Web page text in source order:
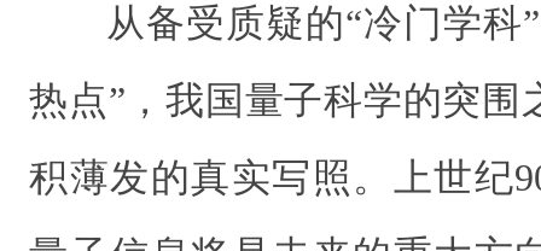
从备受质疑的“冷门学科
热点”，我国量子科学的突围
积薄发的真实写照。上世纪